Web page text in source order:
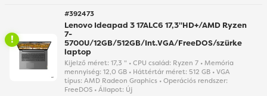
#392473
Lenovo Ideapad 3 17ALC6 17,3"HD+/AMD Ryzen
7-
5700U/12GB/512GB/Int.VGA/FreeDOS/szürke
laptop
Kijelző méret: 17,3 " • CPU család: Ryzen 7 • Memória
mennyiség: 12,0 GB • Háttértár méret: 512 GB • VGA
típus: AMD Radeon Graphics • Operációs rendszer:
FreeDOS • Állapot: Új